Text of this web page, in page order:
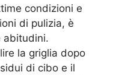
condizioni e
di pulizia, è
abitudini.
la griglia dopo
di cibo e il